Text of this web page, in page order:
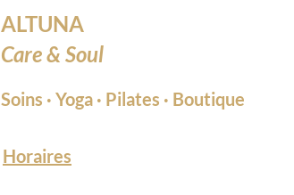
ALTUNA
Care & Soul
Soins · Yoga · Pilates · Boutique
Horaires